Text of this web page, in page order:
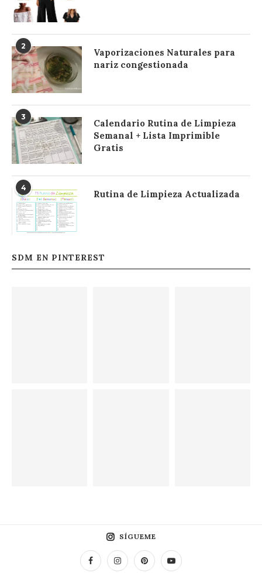
2
Vaporizaciones Naturales para
nariz congestionada
3
Calendario Rutina de Limpieza
Semanal + Lista Imprimible
Gratis
4
Rutina de Limpieza Actualizada
SDM EN PINTEREST
SÍGUEME